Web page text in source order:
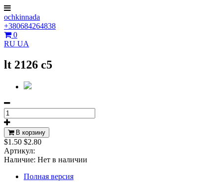
ochkinnada
+380684264838
0
RU UA
lt 2126 c5
В корзину
$1.50 $2.80
Артикул:
Наличие: Нет в наличии
Полная версия